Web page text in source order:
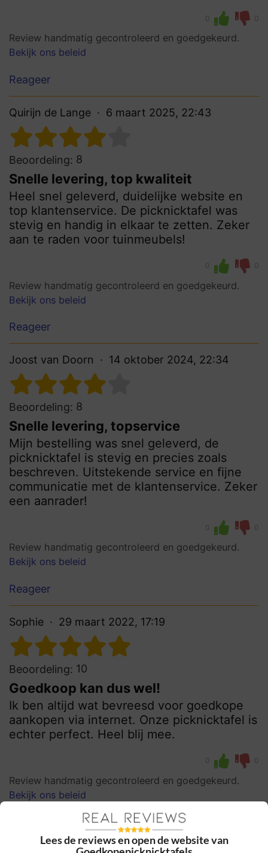
0 0
Review handmatig gecontroleerd en goedgekeurd.
Bekijk ons beleid
Reageer
Quirijn de Lange 6 maart 2025, 22:43
Beoordeling: 8
Snelle levering, top kwaliteit
Heel snel geleverd, duidelijke website en
top klantenservice. De picknicktafel was
stevig en handig in elkaar te zetten. Zeker
aan te raden voor tuinmeubels!
0 0
Review handmatig gecontroleerd en goedgekeurd.
Bekijk ons beleid
Reageer
Joost van Doorn 14 oktober 2024, 22:34
Beoordeling: 8
Snelle levering, topservice
Mijn bestelling was snel geleverd, de
picknicktafel is stevig en precies zoals
beschreven. Uitstekende service en fijne
communicatie met de klantenservice. Zeker
een aanrader!
0 0
Review handmatig gecontroleerd en goedgekeurd.
Bekijk ons beleid
Reageer
Sophie 29 maart 2022, 17:19
Beoordeling: 10
Goedkoop kan dus wel!
Ik ben altijd wat bevreesd voor goedkope
aankopen via internet. Onze picknicktafel is
echter perfect. Heel blij mee.
0 0
Review handmatig gecontroleerd en goedgekeurd.
Bekijk ons beleid
Lees de reviews en open de website van